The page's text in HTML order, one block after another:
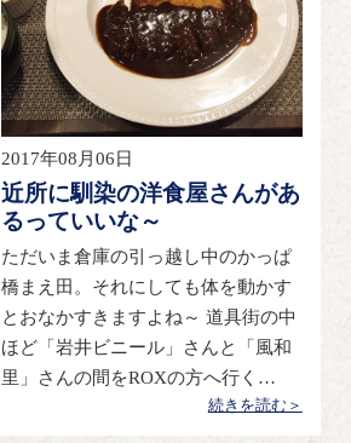
2017年08月06日
近所に馴染の洋食屋さんがあ
るっていいな～
ただいま倉庫の引っ越し中のかっぱ
橋まえ田。それにしても体を動かす
とおなかすきますよね～ 道具街の中
ほど「岩井ビニール」さんと「風和
里」さんの間をROXの方へ行く…
続きを読む＞